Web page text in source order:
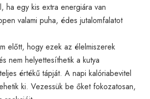
ha egy kis extra energiára van
valami puha, édes jutalomfalatot
előtt, hogy ezek az élelmiszerek
nem helyettesíthetik a kutya
értékű tápját. A napi kalóriabevitel
ki. Vezessük be őket fokozatosan,